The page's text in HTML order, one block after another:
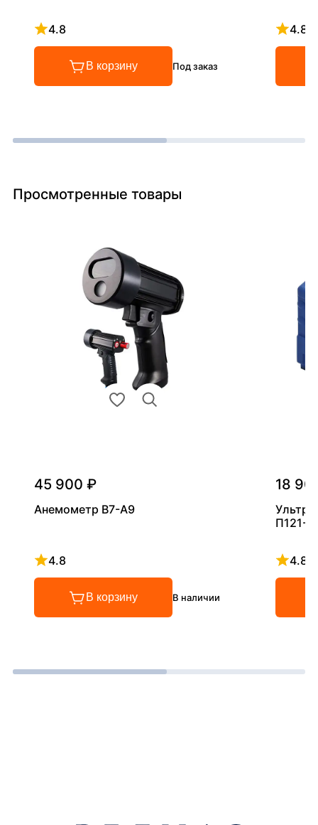
4.8
Рейтинг 4.8 из 5
В корзину Под заказ
4.8
Просмотренные товары
45 900 ₽
Анемометр В7-А9
4.8
Рейтинг 4.8 из 5
В корзину В наличии
18
П121-
4.8